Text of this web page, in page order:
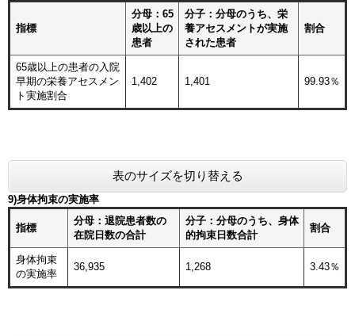
指標
分母：65
歳以上の
患者
分子：分母のうち、栄
養アセスメントが実施
された患者
割合
65歳以上の患者の入院
早期の栄養アセスメン
ト実施割合
1,402 1,401 99.93％
表のサイズを切り替える
9)身体拘束の実施率
指標
分母：退院患者数の
在院日数の合計
分子：分母のうち、身体
的拘束日数合計
割合
身体拘束
の実施率
36,935 1,268 3.43％